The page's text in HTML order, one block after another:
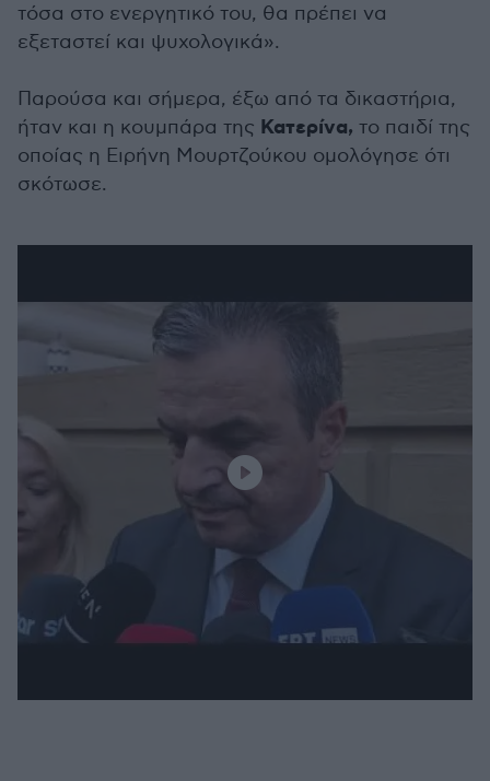
τόσα στο ενεργητικό του, θα πρέπει να
εξεταστεί και ψυχολογικά».
Παρούσα και σήμερα, έξω από τα δικαστήρια,
ήταν και η κουμπάρα της Κατερίνα, το παιδί της
οποίας η Ειρήνη Μουρτζούκου ομολόγησε ότι
σκότωσε.